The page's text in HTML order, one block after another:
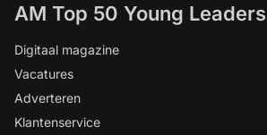
AM Top 50 Young Leaders
Digitaal magazine
Vacatures
Adverteren
Klantenservice